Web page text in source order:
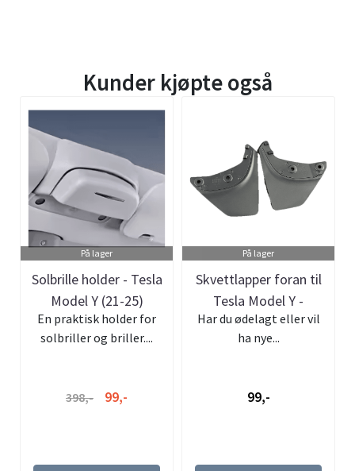
Kunder kjøpte også
På lager
Solbrille holder - Tesla
Model Y (21-25)
En praktisk holder for
solbriller og briller....
398,- 99,-
På lager
Skvettlapper foran til
Tesla Model Y -
Orginalt de...
Har du ødelagt eller vil
ha nye...
99,-